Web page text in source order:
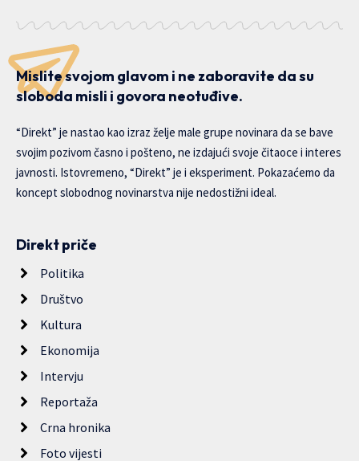
Mislite svojom glavom i ne zaboravite da su
sloboda misli i govora neotuđive.
“Direkt” je nastao kao izraz želje male grupe novinara da se bave
svojim pozivom časno i pošteno, ne izdajući svoje čitaoce i interes
javnosti. Istovremeno, “Direkt” je i eksperiment. Pokazaćemo da
koncept slobodnog novinarstva nije nedostižni ideal.
Direkt priče
Politika
Društvo
Kultura
Ekonomija
Intervju
Reportaža
Crna hronika
Foto vijesti